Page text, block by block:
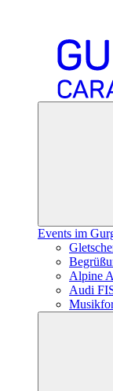
Events im
Alpine
Audi